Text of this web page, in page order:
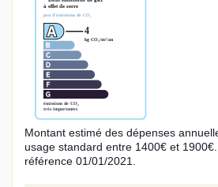
Montant estimé des dépenses
usage standard entre 1400€ et
référence 01/01/2021.